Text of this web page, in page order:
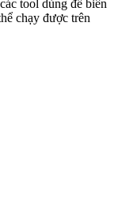
tool dùng để biên
chạy được trên